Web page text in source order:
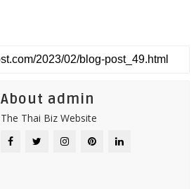
About admin
The Thai Biz Website